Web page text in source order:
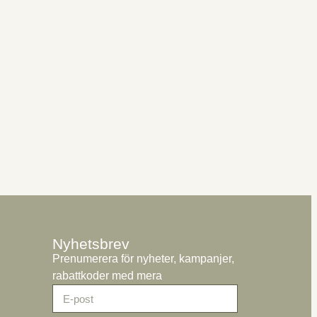
Nyhetsbrev
Prenumerera för nyheter, kampanjer,
rabattkoder med mera